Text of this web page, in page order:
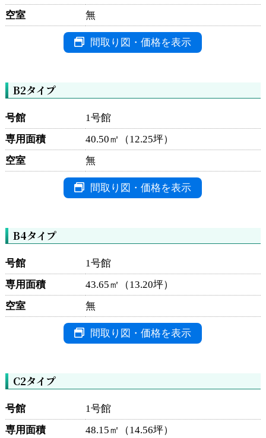
空室
無
間取り図・価格を表示
B2タイプ
号館
1号館
専用面積
40.50㎡（12.25坪）
空室
無
間取り図・価格を表示
B4タイプ
号館
1号館
専用面積
43.65㎡（13.20坪）
空室
無
間取り図・価格を表示
C2タイプ
号館
1号館
専用面積
48.15㎡（14.56坪）